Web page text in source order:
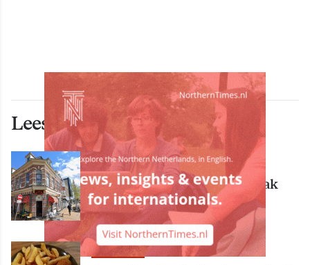
Lees ook deze artikelen
ECONOMIE
Bekende Groningse dönerzaak
Hasret failliet
ECONOMIE